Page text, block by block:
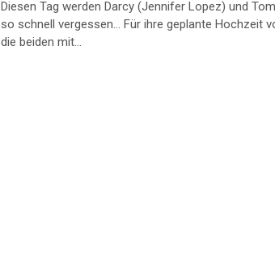
Diesen Tag werden Darcy (Jennifer Lopez) und
so schnell vergessen… Für ihre geplante Hochzeit
die beiden mit...